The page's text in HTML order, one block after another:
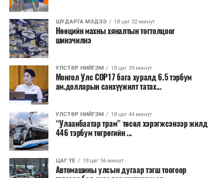
2026 оны наймдугаар сарын 07-ноос
2026 оны наймдугаар сарын 11-нийг хүртэлх
цаг агаарын урьдчилсан төлөв
Наймдугаар сарын 7-нд баруун болон төвийн
аймгуудын нутгийн хойд хэсгээр, 8-нд баруун
аймгуудын нутгийн хойд хэсэг, төвийн
аймгуудын нутгийн зарим газраар, 9-нд баруун
аймгуудын нутгийн зүүн, говийн аймгуудын
нутгийн хойд, зүүн аймгуудын нутгийн баруун
хэсэг, төвийн аймгуудын ихэнх нутгаар, 10-нд
төв, зүүн, говийн аймгуудын ихэнх нутгаар
бороо, дуу цахилгаантай аадар бороо орно. Салхи
ихэнх хугацаанд секундэд 5-10 метр, 9-нд
Алтайн салбар уулс, Арц-Богдын өвөр
ШУДАРГА МЭДЭЭ 18 цаг 32 минут
Нөөцийн махны хяналтын тогтолцоог
шинэчилнэ
УЛСТӨР НИЙГЭМ 18 цаг 39 минут
Монгол Улс COP17 бага хуралд 6.5 тэрбум
ам.долларын санхүүжилт татах...
УЛСТӨР НИЙГЭМ 18 цаг 44 минут
“Улаанбаатар трам” төсөл хэрэгжсэнээр жилд
446 тэрбум төгрөгийн ...
ЦАГ ҮЕ 18 цаг 56 минут
Автомашины улсын дугаар тэгш тоогоор